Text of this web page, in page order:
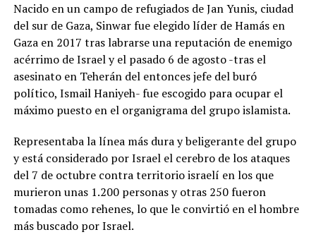
Nacido en un campo de refugiados de Jan Yunis, ciudad
del sur de Gaza, Sinwar fue elegido líder de Hamás en
Gaza en 2017 tras labrarse una reputación de enemigo
acérrimo de Israel y el pasado 6 de agosto -tras el
asesinato en Teherán del entonces jefe del buró
político, Ismail Haniyeh- fue escogido para ocupar el
máximo puesto en el organigrama del grupo islamista.
Representaba la línea más dura y beligerante del grupo
y está considerado por Israel el cerebro de los ataques
del 7 de octubre contra territorio israelí en los que
murieron unas 1.200 personas y otras 250 fueron
tomadas como rehenes, lo que le convirtió en el hombre
más buscado por Israel.